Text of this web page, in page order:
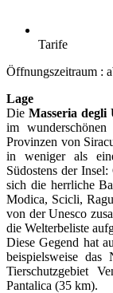
Tarife
Öffnungszeitraum :
Lage
Die Masseria degli
im
Provinzen von
in weniger als
Südostens der
sich die herrliche
Modica, Scicli,
von der Unesco
die Welterbeliste
Diese Gegend hat
beispielsweise das
Tierschutzgebiet
Pantalica (35 km).